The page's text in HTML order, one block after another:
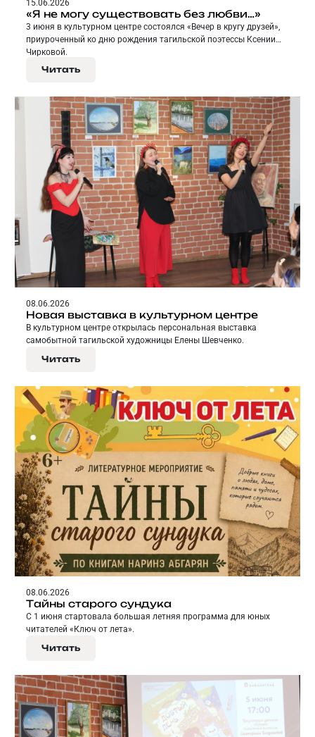
15.06.2026
«Я не могу существовать без любви…»
3 июня в культурном центре состоялся «Вечер в кругу друзей»,
приуроченный ко дню рождения тагильской поэтессы Ксении
Чирковой.
Читать
08.06.2026
Новая выставка в культурном центре
В культурном центре открылась персональная выставка
самобытной тагильской художницы Елены Шевченко.
Читать
08.06.2026
Тайны старого сундука
С 1 июня стартовала большая летняя программа для юных
читателей «Ключ от лета».
Читать